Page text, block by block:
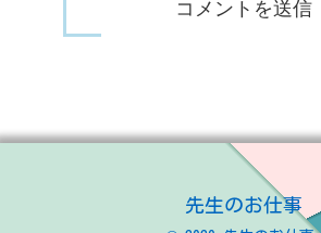
先生のお仕事